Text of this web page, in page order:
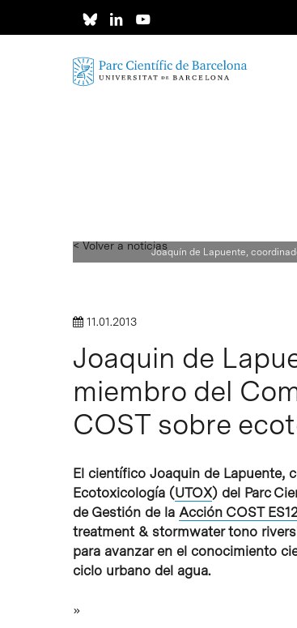
Intro para buscar o ESC per cerrar
< Volver a noticiasJoaquín de Lapuente,
11.01.2013
Joaquin de
miembro del
COST sobre
El científico Joaquin de Lapuente,
Ecotoxicología (UTOX) del Parc
de Gestión de la Acción COST
treatment & stormwater tono
para avanzar en el conocimiento
ciclo urbano del agua.
»